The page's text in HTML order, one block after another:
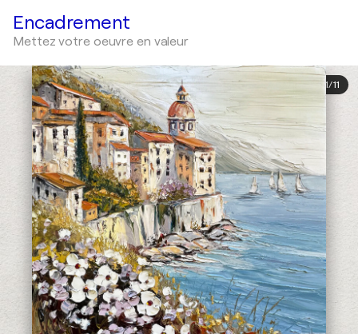
Encadrement
Mettez votre oeuvre en valeur
1/11